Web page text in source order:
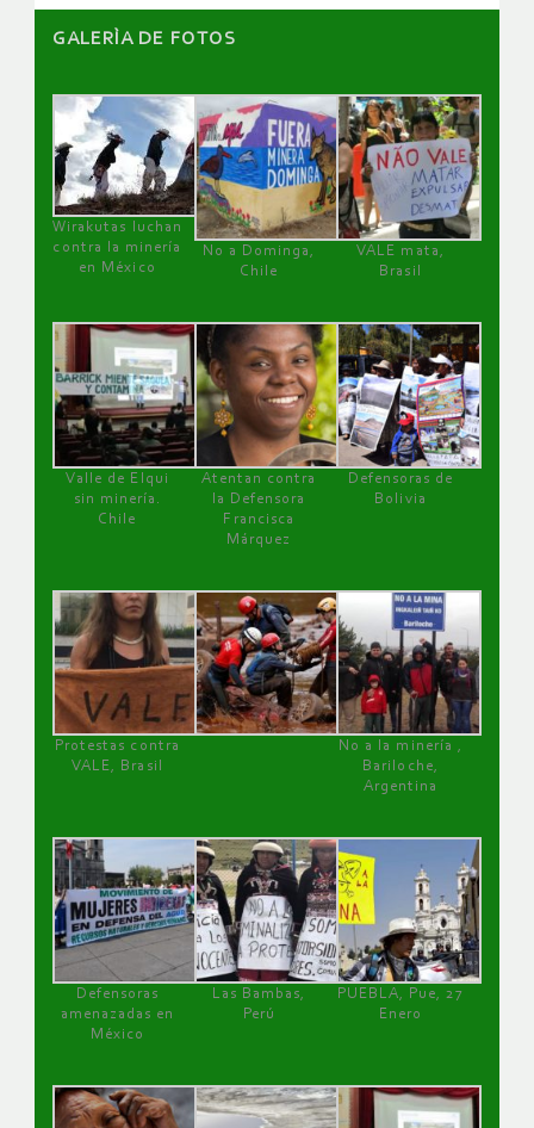
GALERÌA DE FOTOS
Wirakutas luchan
contra la minería
en México
No a Dominga,
Chile
VALE mata,
Brasil
Valle de Elqui
sin minería.
Chile
Atentan contra
la Defensora
Francisca
Márquez
Defensoras de
Bolivia
Protestas contra
VALE, Brasil
No a la minería ,
Bariloche,
Argentina
Defensoras
amenazadas en
México
Las Bambas,
Perú
PUEBLA, Pue, 27
Enero